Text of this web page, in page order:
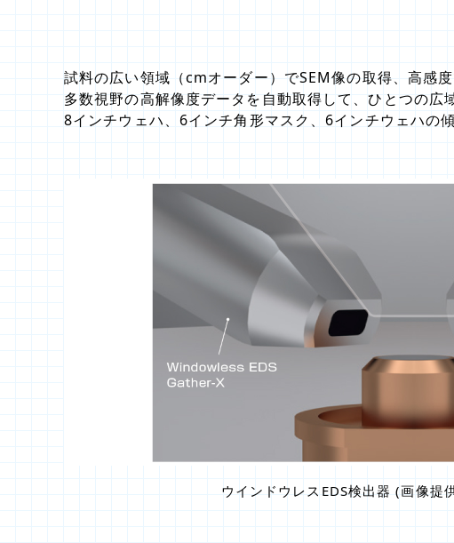
試料の広い領域（cmオーダー）でSEM像の取得、高感
多数視野の高解像度データを自動取得して、ひとつの広
8インチウェハ、6インチ角形マスク、6インチウェハの
ウインドウレスEDS検出器 (画像提